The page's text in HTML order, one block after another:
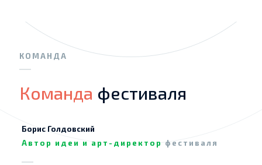
КОМАНДА
Команда фестиваля
Борис Голдовский
Автор идеи и арт-директор фестиваля